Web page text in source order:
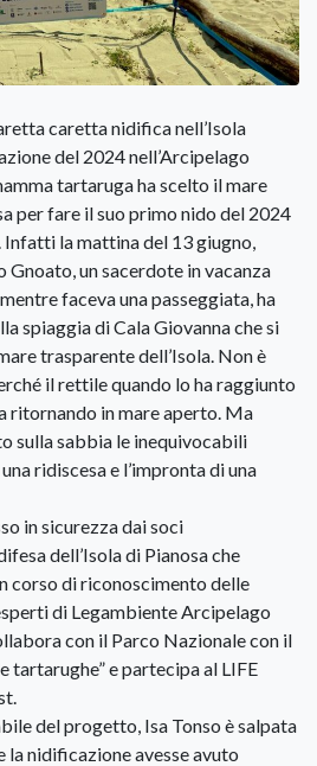
caretta nidifica nell’Isola
del 2024 nell’Arcipelago
tartaruga ha scelto il mare
per fare il suo primo nido del 2024
Infatti la mattina del 13 giugno,
un sacerdote in vacanza
faceva una passeggiata, ha
spiaggia di Cala Giovanna che si
trasparente dell’Isola. Non è
il rettile quando lo ha raggiunto
ritornando in mare aperto. Ma
sulla sabbia le inequivocabili
ridiscesa e l’impronta di una
in sicurezza dai soci
dell’Isola di Pianosa che
corso di riconoscimento delle
di Legambiente Arcipelago
con il Parco Nazionale con il
tartarughe” e partecipa al LIFE
del progetto, Isa Tonso è salpata
la nidificazione avesse avuto